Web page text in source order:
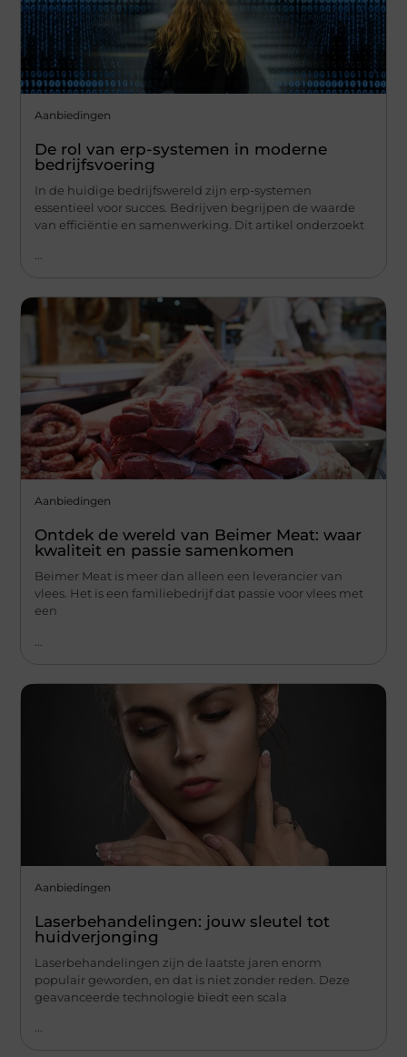
Aanbiedingen
De rol van erp-systemen in moderne
bedrijfsvoering
In de huidige bedrijfswereld zijn erp-systemen
essentieel voor succes. Bedrijven begrijpen de waarde
van efficiëntie en samenwerking. Dit artikel onderzoekt
...
Aanbiedingen
Ontdek de wereld van Beimer Meat: waar
kwaliteit en passie samenkomen
Beimer Meat is meer dan alleen een leverancier van
vlees. Het is een familiebedrijf dat passie voor vlees met
een
Aanbiedingen
Laserbehandelingen: jouw sleutel tot
huidverjonging
Laserbehandelingen zijn de laatste jaren enorm
populair geworden, en dat is niet zonder reden. Deze
geavanceerde technologie biedt een scala